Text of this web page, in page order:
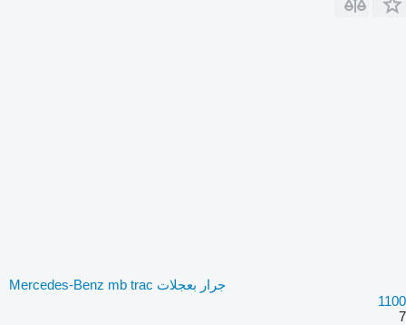
جرار بعجلات Mercedes-Benz mb trac
1100
7